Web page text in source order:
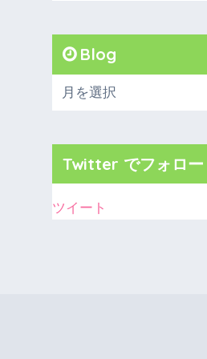
Blog
Twitter でフォロー
ツイート